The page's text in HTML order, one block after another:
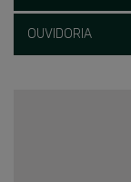
OUVIDORIA